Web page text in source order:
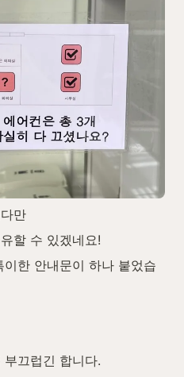
만
할 수 있겠네요!
한 안내문이 하나 붙었습
끄럽긴 합니다.